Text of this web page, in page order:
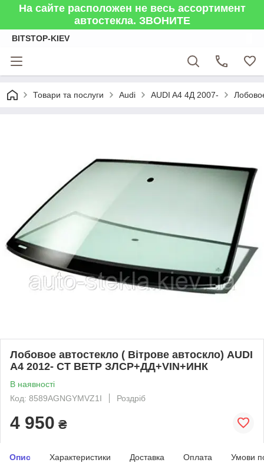
На сайте расположен не весь ассортимент
автостекла. ЗВОНИТЕ
BITSTOP-KIEV
Товари та послуги Audi AUDI A4 4Д 2007-
Лобовое автостекло ( Вітрове автоскло) AUDI
A4 2012- СТ ВЕТР ЗЛСР+ДД+VIN+ИНК
В наявності
Код: 8589AGNGYMVZ1I
Роздріб
4 950 ₴
Опис Характеристики Доставка Оплата Умови